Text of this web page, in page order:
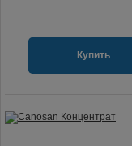
Купить